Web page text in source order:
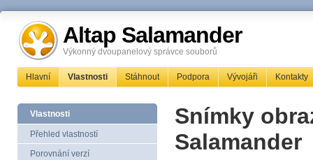
Altap Salamander
Výkonný dvoupanelový správce souborů
Hlavní Vlastnosti Stáhnout Podpora Vývojáři Kontakty
Snímky
Salamander
Vlastnosti
Přehled vlastností
Porovnání verzí